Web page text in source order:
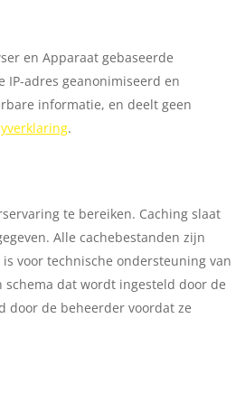
en Apparaat gebaseerde
IP-adres geanonimiseerd en
informatie, en deelt geen
.
te bereiken. Caching slaat
Alle cachebestanden zijn
voor technische ondersteuning van
schema dat wordt ingesteld door de
door de beheerder voordat ze